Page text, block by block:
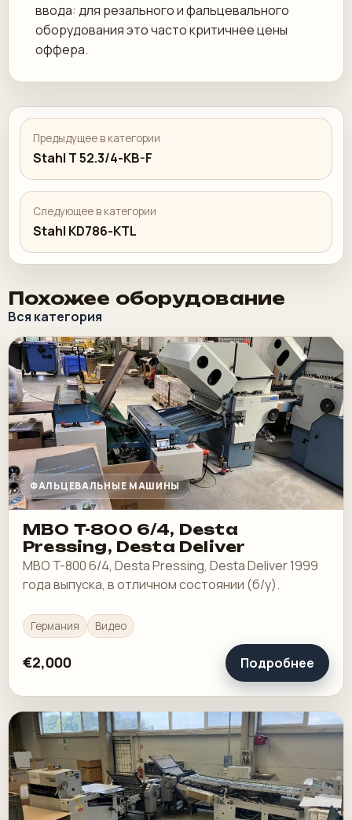
ввода: для резального и фальцевального
оборудования это часто критичнее цены
оффера.
Предыдущее в категории
Stahl T 52.3/4-KB-F
Следующее в категории
Stahl KD786-KTL
Похожее оборудование
Вся категория
ФАЛЬЦЕВАЛЬНЫЕ МАШИНЫ
MBO T-800 6/4, Desta
Pressing, Desta Deliver
MBO T-800 6/4, Desta Pressing, Desta Deliver 1999
года выпуска, в отличном состоянии (б/у).
Германия Видео
€2,000 Подробнее